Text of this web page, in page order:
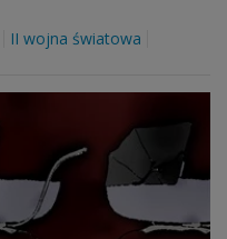
II wojna światowa